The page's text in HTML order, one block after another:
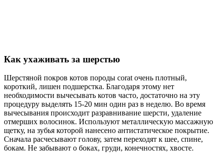
Как ухаживать за шерстью
Шерстяной покров котов породы сorat очень плотный,
короткий, лишен подшерстка. Благодаря этому нет
необходимости вычесывать котов часто, достаточно на эту
процедуру выделять 15-20 мин один раз в неделю. Во время
вычесывания происходит разравнивание шерсти, удаление
отмерших волосинок. Используют металлическую массажную
щетку, на зубья которой нанесено антистатическое покрытие.
Сначала расчесывают голову, затем переходят к шее, спине,
бокам. Не забывают о боках, груди, конечностях, хвосте.